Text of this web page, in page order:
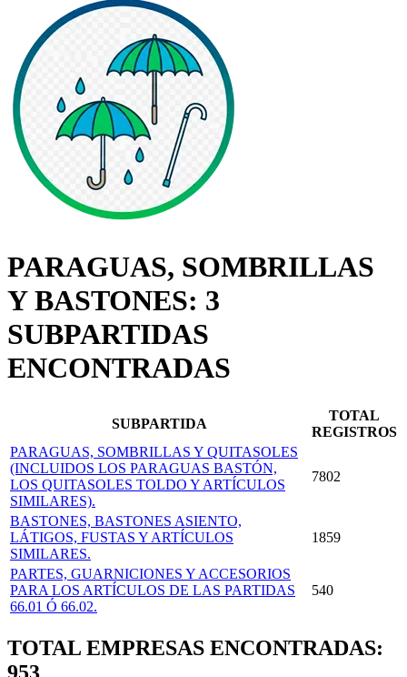
PARAGUAS, SOMBRILLAS
Y BASTONES: 3
SUBPARTIDAS
ENCONTRADAS
SUBPARTIDA
TOTAL
REGISTROS
PARAGUAS, SOMBRILLAS Y QUITASOLES
(INCLUIDOS LOS PARAGUAS BASTÓN,
LOS QUITASOLES TOLDO Y ARTÍCULOS
SIMILARES).
7802
BASTONES, BASTONES ASIENTO,
LÁTIGOS, FUSTAS Y ARTÍCULOS
SIMILARES.
1859
PARTES, GUARNICIONES Y ACCESORIOS
PARA LOS ARTÍCULOS DE LAS PARTIDAS
66.01 Ó 66.02.
540
TOTAL EMPRESAS ENCONTRADAS:
953